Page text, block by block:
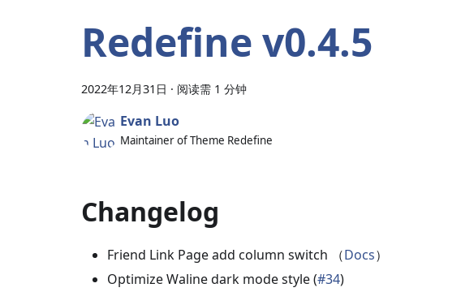
Redefine v0.4.5
2022年12月31日 · 阅读需 1 分钟
Evan Luo
Maintainer of Theme Redefine
Changelog
Friend Link Page add column switch （Docs）
Optimize Waline dark mode style (#34)